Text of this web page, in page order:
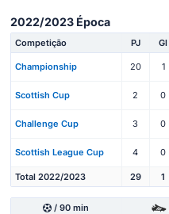
2022/2023 Época
Competição PJ Gl
Championship 20 1
Scottish Cup 2 0
Challenge Cup 3 0
Scottish League Cup 4 0
Total 2022/2023 29 1
/ 90 min